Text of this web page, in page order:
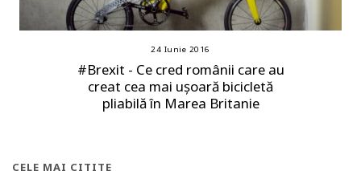
24 Iunie 2016
#Brexit - Ce cred românii care au
creat cea mai ușoară bicicletă
pliabilă în Marea Britanie
CELE MAI CITITE